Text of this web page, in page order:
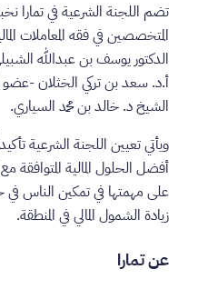
تضم اللجنة الشرعية في تمارا
المتخصصين في فقه المعاملات
الدكتور يوسف بن عبدالله
أ.د. سعد بن تركي الخثلان -عضو
الشيخ د. خالد بن محمد السياري.
ويأتي تعيين اللجنة الشرعية
أفضل الحلول المالية المتوافقة
على مهمتها في تمكين الناس في
زيادة الشمول المالي في المنطقة.
عن تمارا